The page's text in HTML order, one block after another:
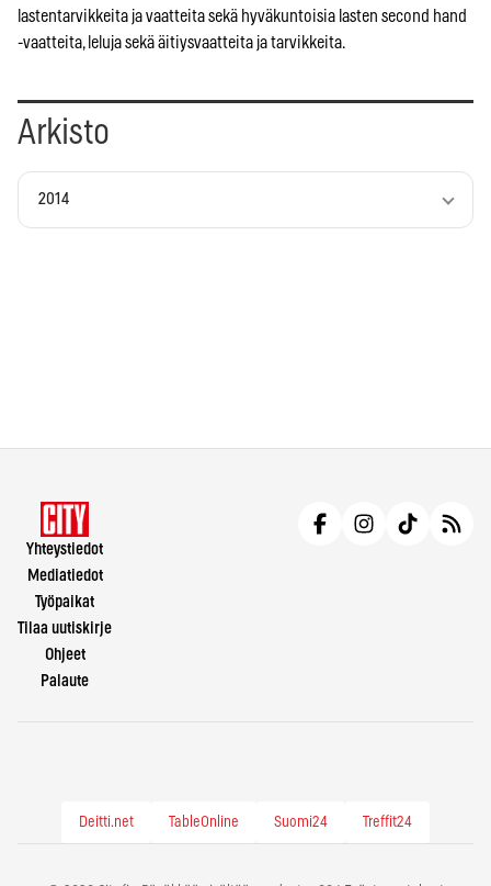
lastentarvikkeita ja vaatteita sekä hyväkuntoisia lasten second hand
-vaatteita, leluja sekä äitiysvaatteita ja tarvikkeita.
Arkisto
2014
Yhteystiedot
Mediatiedot
Työpaikat
Tilaa uutiskirje
Ohjeet
Palaute
Deitti.net TableOnline Suomi24 Treffit24